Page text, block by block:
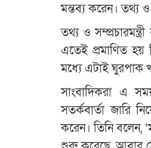
মন্তব্য করেন। তথ্য
তথ্য ও
এতেই প্রমাণিত হয়
মধ্যে এটাই ঘুরপাক
সাংবাদিকরা এ
সতর্কবার্তা জারি
করেন। তিনি বলেন,